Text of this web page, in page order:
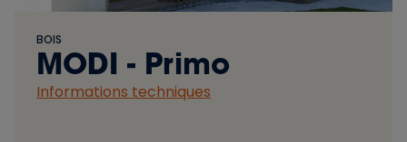
BOIS
MODI - Primo
Informations techniques